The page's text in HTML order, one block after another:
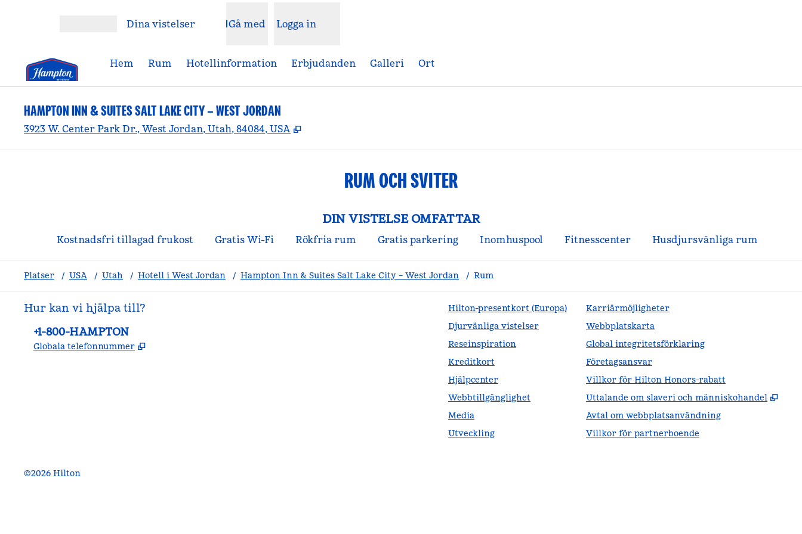
Dina vistelser Gå med Logga in
Hem Rum Hotellinformation Erbjudanden Galleri Ort
HAMPTON INN & SUITES SALT LAKE CITY – WEST JORDAN
3923 W. Center Park Dr., West Jordan, Utah, 84084, USA ,
RUM OCH SVITER
DIN VISTELSE OMFATTAR
Kostnadsfri tillagad frukost Gratis Wi-Fi Rökfria rum Gratis parkering Inomhuspool Fitnesscenter Husdjursvänliga rum
Platser / USA / Utah / Hotell i West Jordan / Hampton Inn & Suites Salt Lake City – West Jordan / Rum
Hur kan vi hjälpa till?
Telefon:
+1-800-HAMPTON
Globala telefonnummer ,
Hilton-presentkort (Europa)
Djurvänliga vistelser
Reseinspiration
Kreditkort
Hjälpcenter
Webbtillgänglighet
Media
Utveckling
Karriärmöjligheter
Webbplatskarta
Global integritetsförklaring
Företagsansvar
Villkor för Hilton Honors-rabatt
Uttalande om slaveri och människohandel
,
Avtal om webbplatsanvändning
Villkor för partnerboende
©2026 Hilton